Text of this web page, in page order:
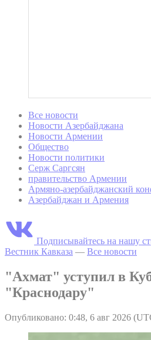
Все новости
Новости Азербайджана
Новости Армении
Общество
Новости политики
Серж Саргсян
правительство Армении
Армяно-азербайджанский
Азербайджан и Армения
Подписывайтесь на нашу
Вестник Кавказа — Все новости
"Ахмат" уступил в
"Краснодару"
Опубликовано: 0:48, 6 авг 2026